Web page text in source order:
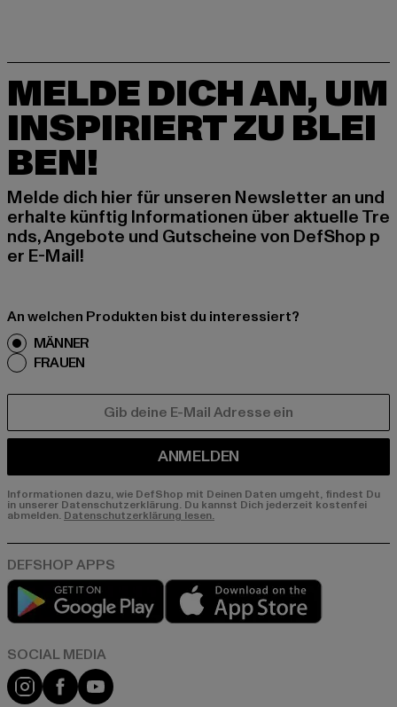
MELDE DICH AN, UM
INSPIRIERT ZU BLEI
BEN!
Melde dich hier für unseren Newsletter an und
erhalte künftig Informationen über aktuelle Tre
nds, Angebote und Gutscheine von DefShop p
er E-Mail!
An welchen Produkten bist du interessiert?
MÄNNER
FRAUEN
ANMELDEN
Informationen dazu, wie DefShop mit Deinen Daten umgeht, findest Du
in unserer Datenschutzerklärung. Du kannst Dich jederzeit kostenfei
abmelden. Datenschutzerklärung lesen.
Play market
Instagram
FacebookYouTube